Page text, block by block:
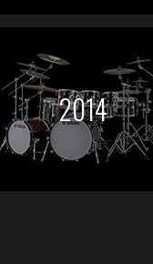
2014